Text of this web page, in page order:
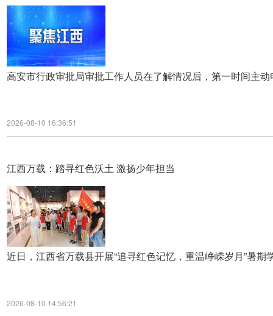
高安市行政审批局审批工作人员在了解情况后，第一时间主
2026-08-10 16:36:51
江西万载：踏寻红色沃土 激扬少年担当
近日，江西省万载县开展“追寻红色记忆，重温峥嵘岁月”暑
2026-08-10 14:56:21